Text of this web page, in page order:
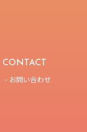
CONTACT
- お問い合わせ